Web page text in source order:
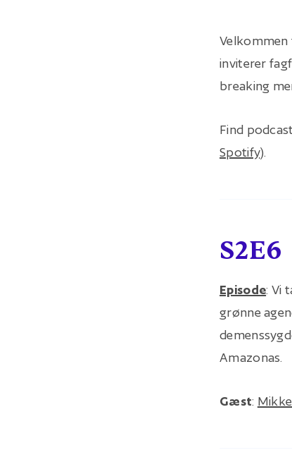
Velkommen
inviterer
breaking
Find
Spotify).
S2E6
Episode: Vi
grønne
Amazonas.
Gæst: